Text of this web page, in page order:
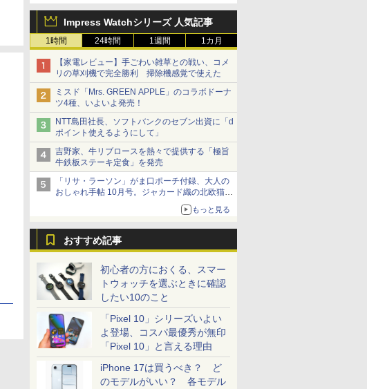
Impress Watchシリーズ 人気記事
1時間 24時間 1週間 1カ月
【家電レビュー】手ごわい雑草との戦い、コメ
リの草刈機で完全勝利 掃除機感覚で使えた
ミスド「Mrs. GREEN APPLE」のコラボドーナ
ツ4種、いよいよ発売！
NTT島田社長、ソフトバンクのセブン出資に「d
ポイント使えるようにして」
吉野家、牛リブロースを熱々で提供する「極旨
牛鉄板ステーキ定食」を発売
「リサ・ラーソン」がま口ポーチ付録、大人の
おしゃれ手帖 10月号。ジャカード織の北欧猫デ
もっと見る
おすすめ記事
初心者の方におくる、スマー
トウォッチを選ぶときに確認
したい10のこと
「Pixel 10」シリーズいよい
よ登場、コスパ最優秀が無印
「Pixel 10」と言える理由
iPhone 17は買うべき？ ど
のモデルがいい？ 各モデル